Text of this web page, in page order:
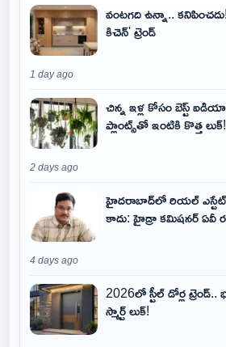
వంటగది ఉన్నా..
కిచెన్' ట్రెండ్
1 day ago
చిన్న ఇళ్ల కోసం బెస్ట్
ప్లాంట్స్‌తో ఇంటికి కొత్త లుక్!
2 days ago
హైదరాబాద్‌లో రియల్ ఎస్టేట్
కాదు: హైడ్రా కమిషనర్ ఏవీ
4 days ago
2026లో స్టీల్ డోర్ల
స్మార్ట్ లుక్!